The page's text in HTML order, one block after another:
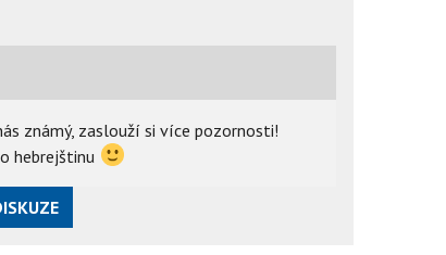
známý, zaslouží si více pozornosti!
hebrejštinu